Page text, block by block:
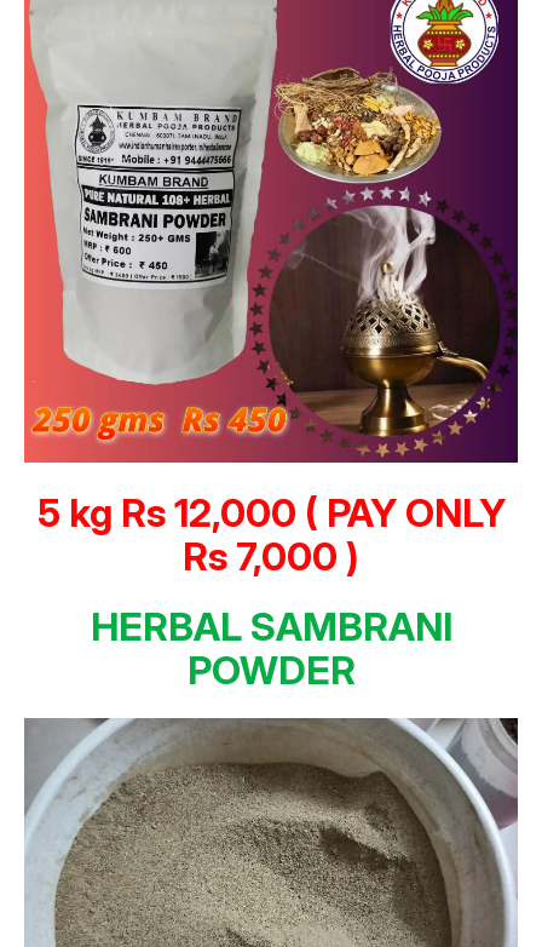
5 kg Rs 12,000 ( PAY ONLY
Rs 7,000 )
HERBAL SAMBRANI
POWDER